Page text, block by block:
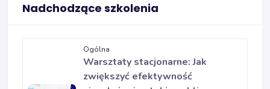
Nadchodzące szkolenia
Ogólna
Warsztaty stacjonarne: Jak
zwiększyć efektywność